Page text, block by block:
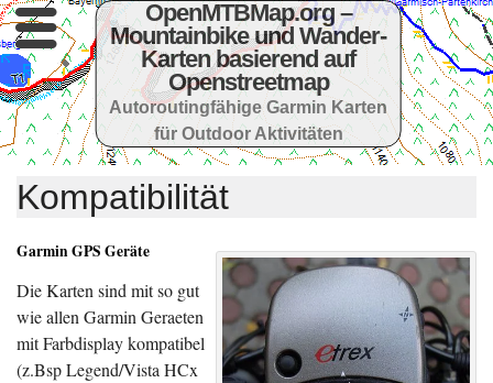
OpenMTBMap.org –
Mountainbike und Wander-
Karten basierend auf
Openstreetmap
Autoroutingfähige Garmin Karten
für Outdoor Aktivitäten
Kompatibilität
Garmin GPS Geräte
Die Karten sind mit so gut
wie allen Garmin Geraeten
mit Farbdisplay kompatibel
(z.Bsp Legend/Vista HCx